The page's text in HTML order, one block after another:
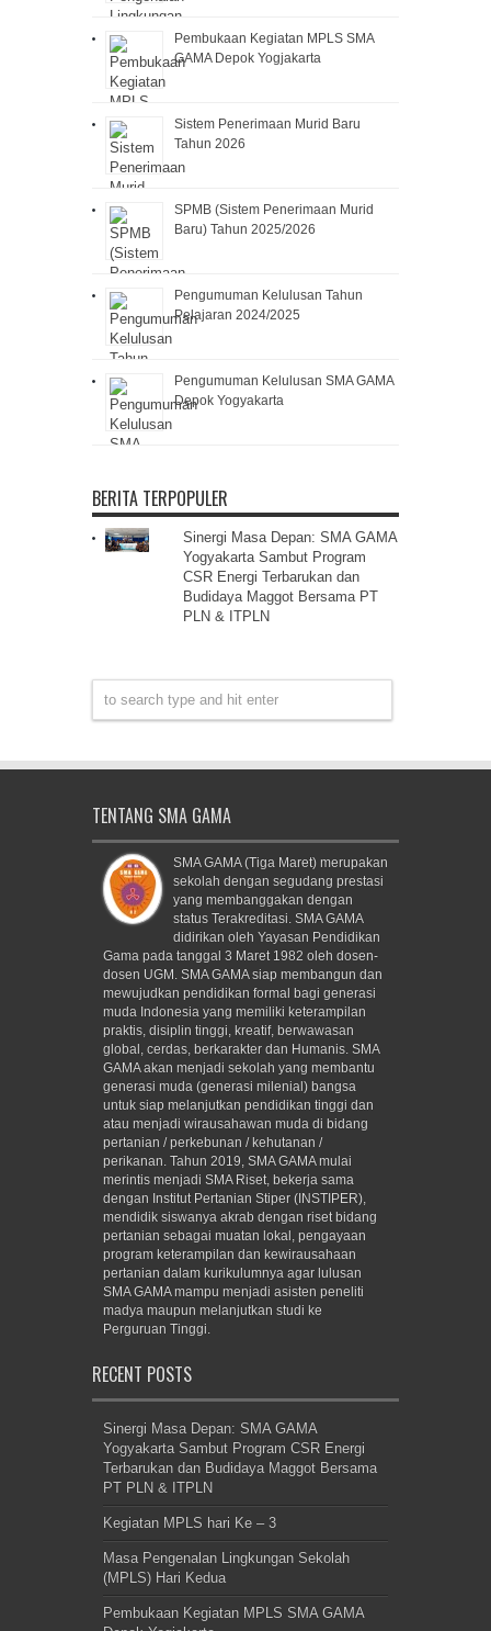
Pembukaan Kegiatan MPLS SMA
GAMA Depok Yogjakarta
Sistem Penerimaan Murid Baru
Tahun 2026
SPMB (Sistem Penerimaan Murid
Baru) Tahun 2025/2026
Pengumuman Kelulusan Tahun
Pelajaran 2024/2025
Pengumuman Kelulusan SMA GAMA
Depok Yogyakarta
BERITA TERPOPULER
Sinergi Masa Depan: SMA GAMA
Yogyakarta Sambut Program
CSR Energi Terbarukan dan
Budidaya Maggot Bersama PT
PLN & ITPLN
TENTANG SMA GAMA
SMA GAMA (Tiga Maret) merupakan
sekolah dengan segudang prestasi
yang membanggakan dengan
status Terakreditasi. SMA GAMA
didirikan oleh Yayasan Pendidikan
Gama pada tanggal 3 Maret 1982 oleh dosen-
dosen UGM. SMA GAMA siap membangun dan
mewujudkan pendidikan formal bagi generasi
muda Indonesia yang memiliki keterampilan
praktis, disiplin tinggi, kreatif, berwawasan
global, cerdas, berkarakter dan Humanis. SMA
GAMA akan menjadi sekolah yang membantu
generasi muda (generasi milenial) bangsa
untuk siap melanjutkan pendidikan tinggi dan
atau menjadi wirausahawan muda di bidang
pertanian / perkebunan / kehutanan /
perikanan. Tahun 2019, SMA GAMA mulai
merintis menjadi SMA Riset, bekerja sama
dengan Institut Pertanian Stiper (INSTIPER),
mendidik siswanya akrab dengan riset bidang
pertanian sebagai muatan lokal, pengayaan
program keterampilan dan kewirausahaan
pertanian dalam kurikulumnya agar lulusan
SMA GAMA mampu menjadi asisten peneliti
madya maupun melanjutkan studi ke
Perguruan Tinggi.
RECENT POSTS
Sinergi Masa Depan: SMA GAMA
Yogyakarta Sambut Program CSR Energi
Terbarukan dan Budidaya Maggot Bersama
PT PLN & ITPLN
Kegiatan MPLS hari Ke – 3
Masa Pengenalan Lingkungan Sekolah
(MPLS) Hari Kedua
Pembukaan Kegiatan MPLS SMA GAMA